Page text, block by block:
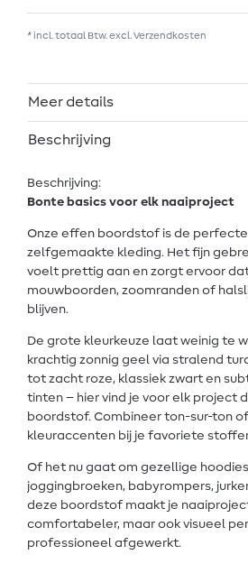
* incl. totaal Btw. excl. Verzendkosten
Meer details
Beschrijving
Beschrijving:
Bonte basics voor elk naaiproject
Onze effen boordstof is de
zelfgemaakte kleding. Het fijn
voelt prettig aan en zorgt ervoor
mouwboorden, zoomranden of
blijven.
De grote kleurkeuze laat weinig te
krachtig zonnig geel via stralend
tot zacht roze, klassiek zwart en
tinten – hier vind je voor elk project
boordstof. Combineer ton-sur-ton
kleuraccenten bij je favoriete
Of het nu gaat om gezellige
joggingbroeken, babyrompers,
deze boordstof maakt je
comfortabeler, maar ook visueel
professioneel afgewerkt.